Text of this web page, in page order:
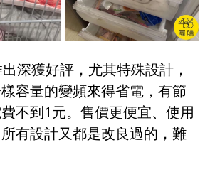
深獲好評，尤其特殊設計，
容量的變頻來得省電，有節
不到1元。售價更便宜、使用
有設計又都是改良過的，難